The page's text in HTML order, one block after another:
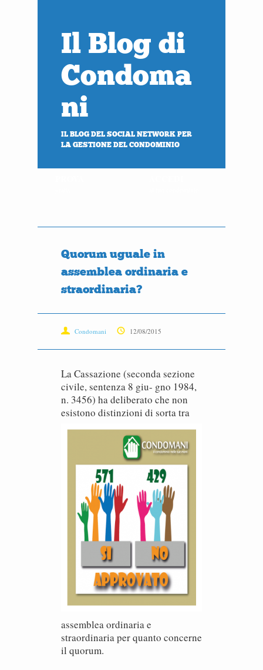
Il Blog di
Condoma
ni
IL BLOG DEL SOCIAL NETWORK PER
LA GESTIONE DEL CONDOMINIO
Quorum uguale in
assemblea ordinaria e
straordinaria?
Condomani 12/08/2015
La Cassazione (seconda sezione
civile, sentenza 8 giu- gno 1984,
n. 3456) ha deliberato che non
esistono distinzioni di sorta tra
assemblea ordinaria e
straordinaria per quanto concerne
il quorum.